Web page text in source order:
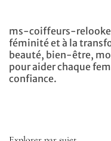
ms-coiffeurs-
féminité et à la
beauté, bien-être,
pour aider chaque
confiance.